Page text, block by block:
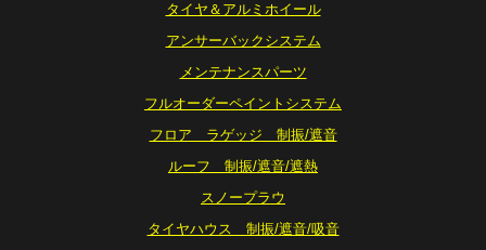
タイヤ＆アルミホイール
アンサーバックシステム
メンテナンスパーツ
フルオーダーペイントシステム
フロア ラゲッジ 制振/遮音
ルーフ 制振/遮音/遮熱
スノープラウ
タイヤハウス 制振/遮音/吸音